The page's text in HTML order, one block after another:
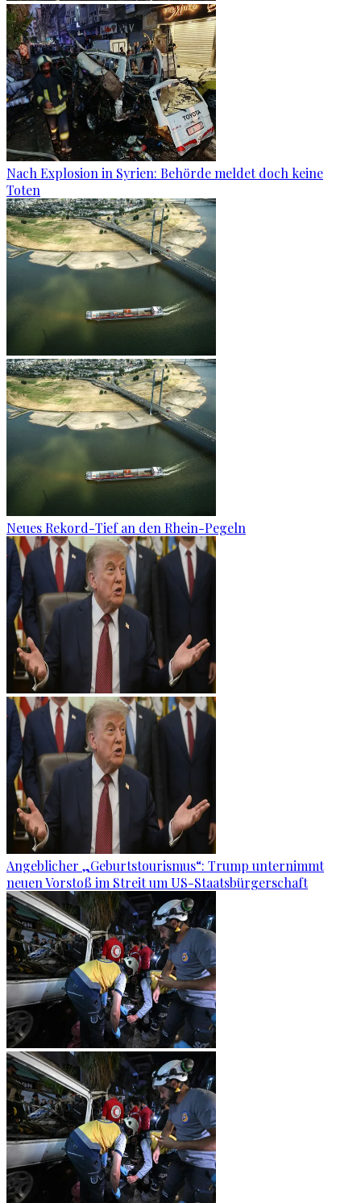
Nach Explosion in Syrien: Behörde meldet doch keine
Toten
Neues Rekord-Tief an den Rhein-Pegeln
Angeblicher „Geburtstourismus“: Trump unternimmt
neuen Vorstoß im Streit um US-Staatsbürgerschaft